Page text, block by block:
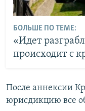
БОЛЬШЕ ПО ТЕМЕ:
«Идет
происходит с
После аннексии
юрисдикцию все